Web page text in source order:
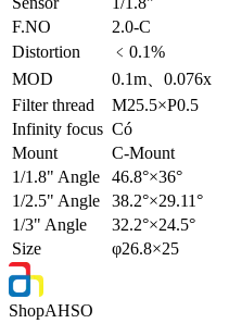
F.NO
2.0-C
Distortion
﹤0.1%
MOD
0.1m、0.076x
Filter thread
M25.5×P0.5
Infinity focus Có
Mount
C-Mount
1/1.8" Angle
46.8°×36°
1/2.5" Angle
38.2°×29.11°
1/3" Angle
32.2°×24.5°
Size
φ26.8×25
ShopAHSO